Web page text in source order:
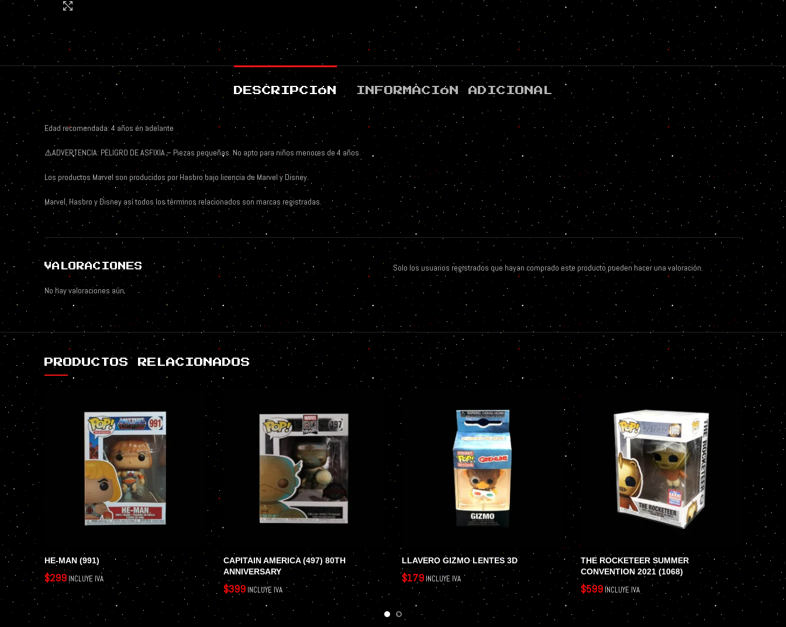
DESCRIPCIÓN INFORMACIÓN ADICIONAL
Edad recomendada: 4 años en adelante
⚠️ADVERTENCIA: PELIGRO DE ASFIXIA – Piezas pequeñas. No apto para niños menores de 4 años.
Los productos Marvel son producidos por Hasbro bajo licencia de Marvel y Disney.
Marvel, Hasbro y Disney así todos los términos relacionados son marcas registradas.
VALORACIONES
No hay valoraciones aún.
Solo los usuarios registrados que hayan comprado este producto pueden hacer una valoración.
PRODUCTOS RELACIONADOS
HE-MAN (991)
$299 INCLUYE IVA
AÑADIR AL CARRITO
CAPITAIN AMERICA (497) 80TH
ANNIVERSARY
$399 INCLUYE IVA
AÑADIR AL CARRITO
LLAVERO GIZMO LENTES 3D
$179 INCLUYE IVA
AÑADIR AL CARRITO
THE ROCKETEER SUMMER
CONVENTION 2021 (1068)
$599 INCLUYE IVA
AÑADIR AL CARRITO LEER